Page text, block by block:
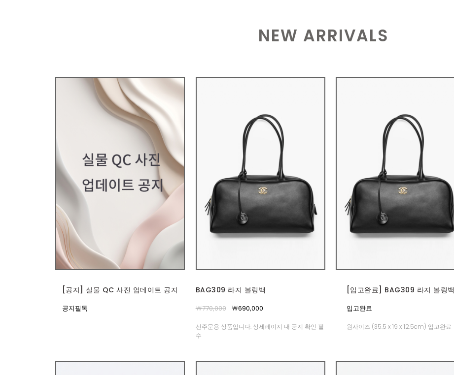
NEW ARRIVALS
[공지] 실물 QC 사진 업데이트 공지
공지필독
BAG309 라지 볼링백
￦770,000 ￦690,000
선주문용 상품입니다. 상세페이지 내 공지 확인 필
수
[입고완료] BAG309 라지 볼링백
입고완료
원사이즈 (35.5 x 19 x 12.5cm) 입고완료